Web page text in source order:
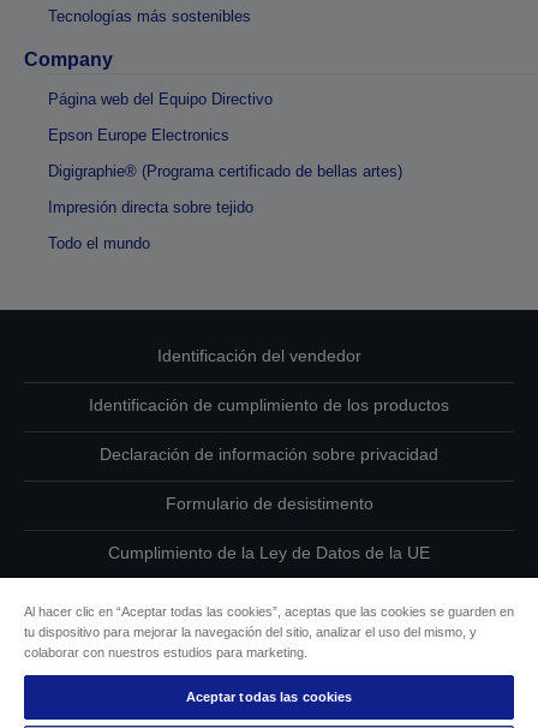
Tecnologías más sostenibles
Company
Página web del Equipo Directivo
Epson Europe Electronics
Digigraphie® (Programa certificado de bellas artes)
Impresión directa sobre tejido
Todo el mundo
Identificación del vendedor
Identificación de cumplimiento de los productos
Declaración de información sobre privacidad
Formulario de desistimento
Cumplimiento de la Ley de Datos de la UE
Información sobre cookies
Compromiso de accesibilidad de Epson
Al hacer clic en “Aceptar todas las cookies”, aceptas que las cookies se guarden en
tu dispositivo para mejorar la navegación del sitio, analizar el uso del mismo, y
colaborar con nuestros estudios para marketing.
Aceptar todas las cookies